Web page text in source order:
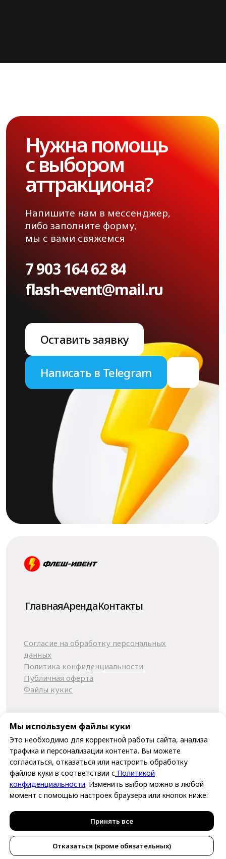
Мы используем файлы куки
Это необходимо для корректной работы сайта, анализа
трафика и персонализации контента. Вы можете
согласиться, отказаться или настроить обработку
файлов куки в соответствии с Политикой
конфиденциальности. Изменить выбор можно в любой
момент с помощью настроек браузера или кнопок ниже:
Принять все
Отказаться (кроме обязательных)